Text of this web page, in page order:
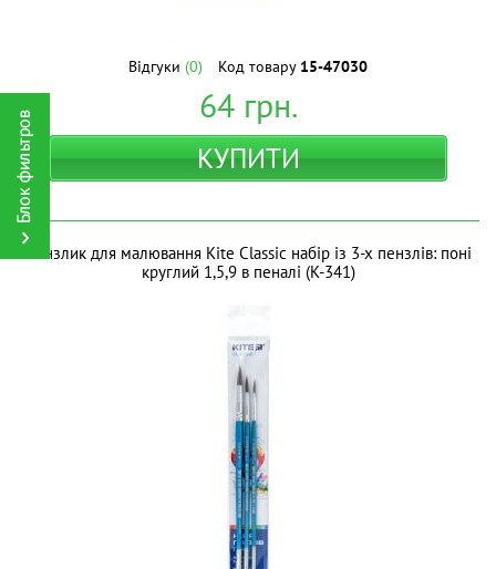
Відгуки (0) Код товару 15-47030
64грн.
КУПИТИ
Пензлик для малювання Kite Classic набір із 3-х пензлів: поні
круглий 1,5,9 в пеналі (K-341)